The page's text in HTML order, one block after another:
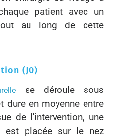
patient avec un
au long de cette
(J0)
se déroule sous
dure en moyenne entre
de l'intervention, une
est placée sur le nez